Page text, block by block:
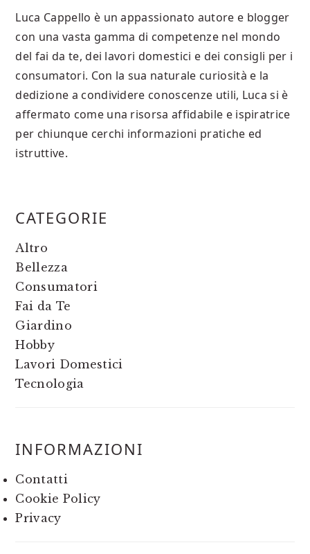
Luca Cappello è un appassionato autore e blogger
con una vasta gamma di competenze nel mondo
del fai da te, dei lavori domestici e dei consigli per i
consumatori. Con la sua naturale curiosità e la
dedizione a condividere conoscenze utili, Luca si è
affermato come una risorsa affidabile e ispiratrice
per chiunque cerchi informazioni pratiche ed
istruttive.
SIDEBAR
CATEGORIE
Altro
Bellezza
Consumatori
Fai da Te
Giardino
Hobby
Lavori Domestici
Tecnologia
INFORMAZIONI
Contatti
Cookie Policy
Privacy